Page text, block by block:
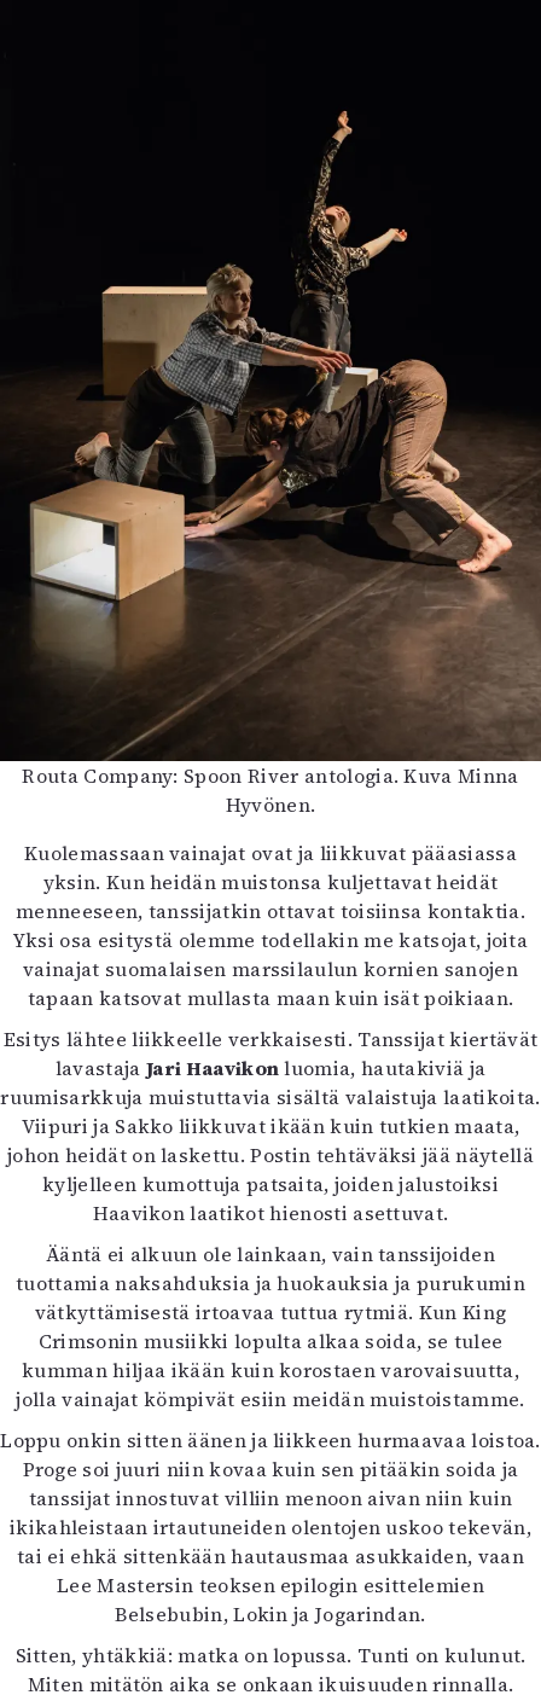
Routa Company: Spoon River antologia. Kuva Minna
Hyvönen.
Kuolemassaan vainajat ovat ja liikkuvat pääasiassa
yksin. Kun heidän muistonsa kuljettavat heidät
menneeseen, tanssijatkin ottavat toisiinsa kontaktia.
Yksi osa esitystä olemme todellakin me katsojat, joita
vainajat suomalaisen marssilaulun kornien sanojen
tapaan katsovat mullasta maan kuin isät poikiaan.
Esitys lähtee liikkeelle verkkaisesti. Tanssijat kiertävät
lavastaja Jari Haavikonluomia, hautakiviä ja
ruumisarkkuja muistuttavia sisältä valaistuja laatikoita.
Viipuri ja Sakko liikkuvat ikään kuin tutkien maata,
johon heidät on laskettu. Postin tehtäväksi jää näytellä
kyljelleen kumottuja patsaita, joiden jalustoiksi
Haavikon laatikot hienosti asettuvat.
Ääntä ei alkuun ole lainkaan, vain tanssijoiden
tuottamia naksahduksia ja huokauksia ja purukumin
vätkyttämisestä irtoavaa tuttua rytmiä. Kun King
Crimsonin musiikki lopulta alkaa soida, se tulee
kumman hiljaa ikään kuin korostaen varovaisuutta,
jolla vainajat kömpivät esiin meidän muistoistamme.
Loppu onkin sitten äänen ja liikkeen hurmaavaa loistoa.
Proge soi juuri niin kovaa kuin sen pitääkin soida ja
tanssijat innostuvat villiin menoon aivan niin kuin
ikikahleistaan irtautuneiden olentojen uskoo tekevän,
tai ei ehkä sittenkään hautausmaa asukkaiden, vaan
Lee Mastersin teoksen epilogin esittelemien
Belsebubin, Lokin ja Jogarindan.
Sitten, yhtäkkiä: matka on lopussa. Tunti on kulunut.
Miten mitätön aika se onkaan ikuisuuden rinnalla.